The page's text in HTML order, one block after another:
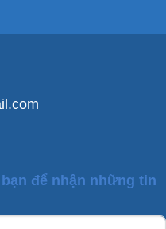
để nhận những tin